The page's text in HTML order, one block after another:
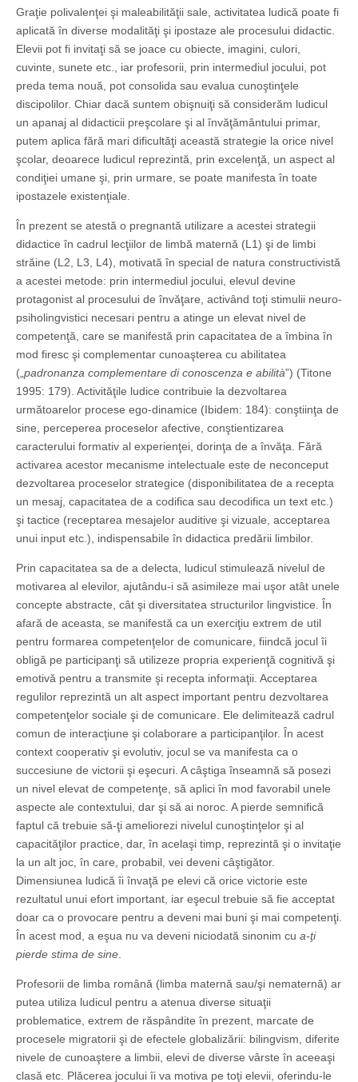
Graţie polivalenţei şi maleabilităţii sale, activitatea ludică poate fi
aplicată în diverse modalităţi şi ipostaze ale procesului didactic.
Elevii pot fi invitaţi să se joace cu obiecte, imagini, culori,
cuvinte, sunete etc., iar profesorii, prin intermediul jocului, pot
preda tema nouă, pot consolida sau evalua cunoştinţele
discipolilor. Chiar dacă suntem obişnuiţi să considerăm ludicul
un apanaj al didacticii preşcolare şi al învăţământului primar,
putem aplica fără mari dificultăţi această strategie la orice nivel
şcolar, deoarece ludicul reprezintă, prin excelenţă, un aspect al
condiţiei umane şi, prin urmare, se poate manifesta în toate
ipostazele existenţiale.
În prezent se atestă o pregnantă utilizare a acestei strategii
didactice în cadrul lecţiilor de limbă maternă (L1) şi de limbi
străine (L2, L3, L4), motivată în special de natura constructivistă
a acestei metode: prin intermediul jocului, elevul devine
protagonist al procesului de învăţare, activând toţi stimulii neuro-
psiholingvistici necesari pentru a atinge un elevat nivel de
competenţă, care se manifestă prin capacitatea de a îmbina în
mod firesc şi complementar cunoaşterea cu abilitatea
(„padronanza complementare di conoscenza e abilità”) (Titone
1995: 179). Activităţile ludice contribuie la dezvoltarea
următoarelor procese ego-dinamice (Ibidem: 184): conştiinţa de
sine, perceperea proceselor afective, conştientizarea
caracterului formativ al experienţei, dorinţa de a învăţa. Fără
activarea acestor mecanisme intelectuale este de neconceput
dezvoltarea proceselor strategice (disponibilitatea de a recepta
un mesaj, capacitatea de a codifica sau decodifica un text etc.)
şi tactice (receptarea mesajelor auditive şi vizuale, acceptarea
unui input etc.), indispensabile în didactica predării limbilor.
Prin capacitatea sa de a delecta, ludicul stimulează nivelul de
motivarea al elevilor, ajutându-i să asimileze mai uşor atât unele
concepte abstracte, cât şi diversitatea structurilor lingvistice. În
afară de aceasta, se manifestă ca un exerciţiu extrem de util
pentru formarea competenţelor de comunicare, fiindcă jocul îi
obligă pe participanţi să utilizeze propria experienţă cognitivă şi
emotivă pentru a transmite şi recepta informaţii. Acceptarea
regulilor reprezintă un alt aspect important pentru dezvoltarea
competenţelor sociale şi de comunicare. Ele delimitează cadrul
comun de interacţiune şi colaborare a participanţilor. În acest
context cooperativ şi evolutiv, jocul se va manifesta ca o
succesiune de victorii şi eşecuri. A câştiga înseamnă să posezi
un nivel elevat de competenţe, să aplici în mod favorabil unele
aspecte ale contextului, dar şi să ai noroc. A pierde semnifică
faptul că trebuie să-ţi ameliorezi nivelul cunoştinţelor şi al
capacităţilor practice, dar, în acelaşi timp, reprezintă şi o invitaţie
la un alt joc, în care, probabil, vei deveni câştigător.
Dimensiunea ludică îi învaţă pe elevi că orice victorie este
rezultatul unui efort important, iar eşecul trebuie să fie acceptat
doar ca o provocare pentru a deveni mai buni şi mai competenţi.
În acest mod, a eşua nu va deveni niciodată sinonim cu a-ţi
pierde stima de sine.
Profesorii de limba română (limba maternă sau/şi nematernă) ar
putea utiliza ludicul pentru a atenua diverse situaţii
problematice, extrem de răspândite în prezent, marcate de
procesele migratorii şi de efectele globalizării: bilingvism, diferite
nivele de cunoaştere a limbii, elevi de diverse vârste în aceeaşi
clasă etc. Plăcerea jocului îi va motiva pe toţi elevii, oferindu-le